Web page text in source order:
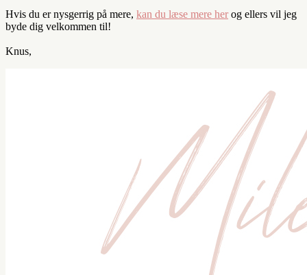
Hvis du er nysgerrig på mere, kan du læse mere her og ellers vil jeg
byde dig velkommen til!
Knus,